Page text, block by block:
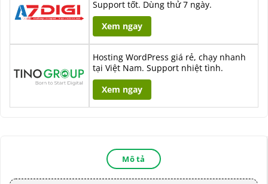
Support tốt. Dùng thử 7 ngày.
Xem ngay
Hosting WordPress giá rẻ, chạy nhanh
tại Việt Nam. Support nhiệt tình.
Xem ngay
Mô tả